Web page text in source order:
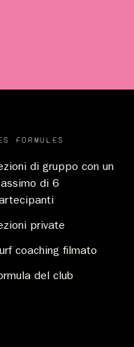
FORMULES
di gruppo con un
di 6
private
coaching filmato
del club